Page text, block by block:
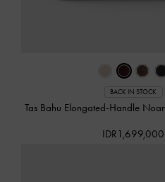
BACK IN STOCK
Tas Bahu Elongated-Handle
IDR1,699,000